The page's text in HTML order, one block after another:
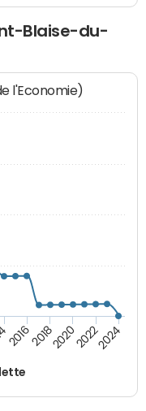
Blaise-du-
l'Economie)
20162018202020222024